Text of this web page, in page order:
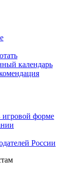
календарь
форме
России